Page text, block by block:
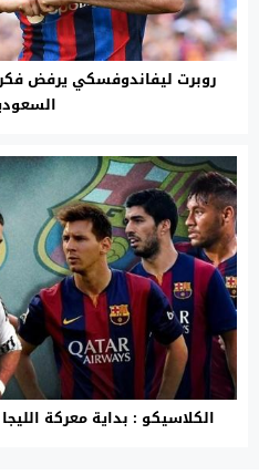
روبرت ليفاندوفسكي يرفض
الكلاسيكو : بداية معركة